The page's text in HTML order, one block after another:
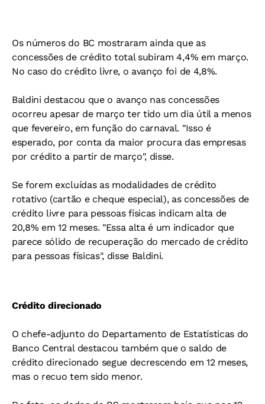
Os números do BC mostraram ainda que as
concessões de crédito total subiram 4,4% em março.
No caso do crédito livre, o avanço foi de 4,8%.
Baldini destacou que o avanço nas concessões
ocorreu apesar de março ter tido um dia útil a menos
que fevereiro, em função do carnaval. "Isso é
esperado, por conta da maior procura das empresas
por crédito a partir de março", disse.
Se forem excluídas as modalidades de crédito
rotativo (cartão e cheque especial), as concessões de
crédito livre para pessoas físicas indicam alta de
20,8% em 12 meses. "Essa alta é um indicador que
parece sólido de recuperação do mercado de crédito
para pessoas físicas", disse Baldini.
Crédito direcionado
O chefe-adjunto do Departamento de Estatísticas do
Banco Central destacou também que o saldo de
crédito direcionado segue decrescendo em 12 meses,
mas o recuo tem sido menor.